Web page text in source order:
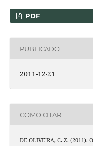
PDF
PUBLICADO
2011-12-21
COMO CITAR
DE OLIVEIRA, C. Z. (2011).